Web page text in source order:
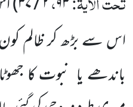
اس سے بڑھ کر ظالم
باندھے یا نبوت کا